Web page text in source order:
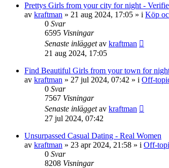
Prettys Girls from your city for night -
av kraftman » 21 aug 2024, 17:05 » i Köp
0 Svar
6595 Visningar
Senaste inläggetav kraftman
21 aug 2024, 17:05
Find Beautiful Girls from your town for
av kraftman » 27 jul 2024, 07:42 » i Off-
0 Svar
7567 Visningar
Senaste inläggetav kraftman
27 jul 2024, 07:42
Unsurpassed Сasual Dating - Real Women
av kraftman » 23 apr 2024, 21:58 » i Off-
0 Svar
8208 Visningar